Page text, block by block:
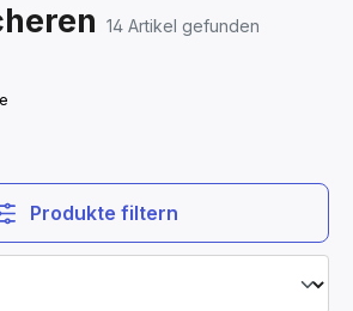
14 Artikel gefunden
Produkte filtern